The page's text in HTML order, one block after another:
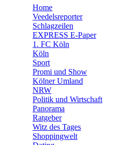
🛒 Shoppingwelt
🧩 Spiele
Home
Veedelsreporter
Schlagzeilen
EXPRESS E-Paper
1. FC Köln
Köln
Sport
Promi und Show
Kölner Umland
NRW
Politik und Wirtschaft
Panorama
Ratgeber
Witz des Tages
Shoppingwelt